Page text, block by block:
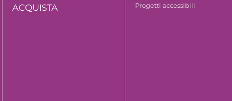
ACQUISTA
Progetti accessibili